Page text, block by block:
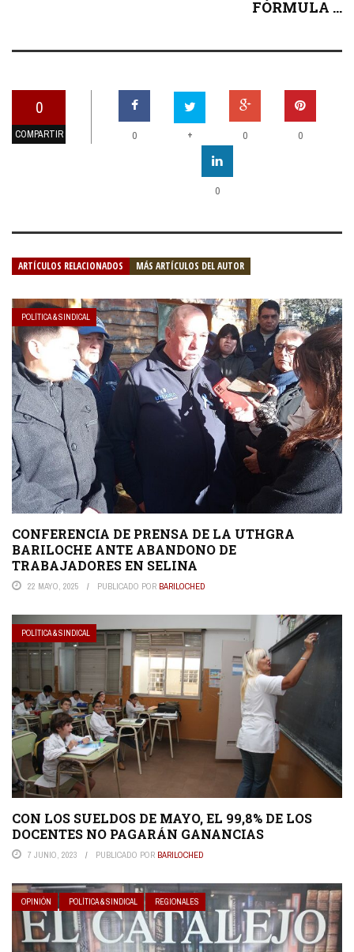
FÓRMULA ...
0
COMPARTIR 0 + 0 0
0
ARTÍCULOS RELACIONADOS MÁS ARTÍCULOS DEL AUTOR
POLÍTICA & SINDICAL
CONFERENCIA DE PRENSA DE LA UTHGRA
BARILOCHE ANTE ABANDONO DE
TRABAJADORES EN SELINA
22 MAYO, 2025 PUBLICADO POR BARILOCHED
POLÍTICA & SINDICAL
CON LOS SUELDOS DE MAYO, EL 99,8% DE LOS
DOCENTES NO PAGARÁN GANANCIAS
7 JUNIO, 2023 PUBLICADO POR BARILOCHED
OPINIÓN POLÍTICA & SINDICAL REGIONALES